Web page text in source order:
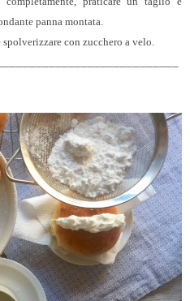
panna montata.
spolverizzare con zucchero a velo.